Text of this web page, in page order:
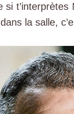
la salle,